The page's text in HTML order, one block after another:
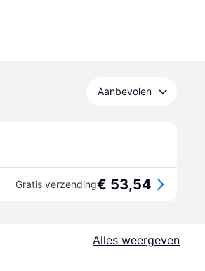
Aanbevolen
Gratis verzending€ 53,54
Alles weergeven